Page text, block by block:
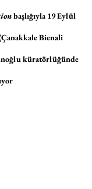
başlığıyla 19 Eylül
Bienali
küratörlüğünde